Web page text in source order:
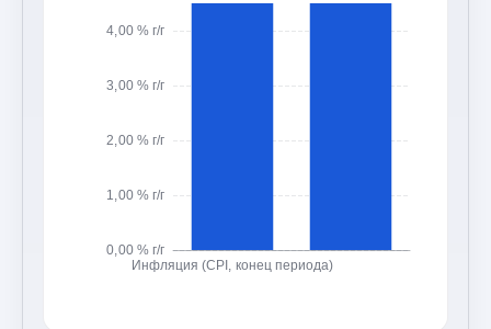
0,00 % г/г
1,00 % г/г
2,00 % г/г
3,00 % г/г
4,00 % г/г
Инфляция (CPI, конец периода)